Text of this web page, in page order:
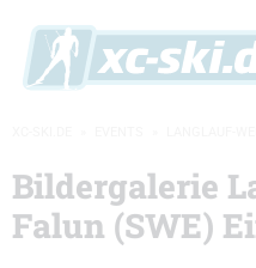
Bildergalerie
Falun (SWE)